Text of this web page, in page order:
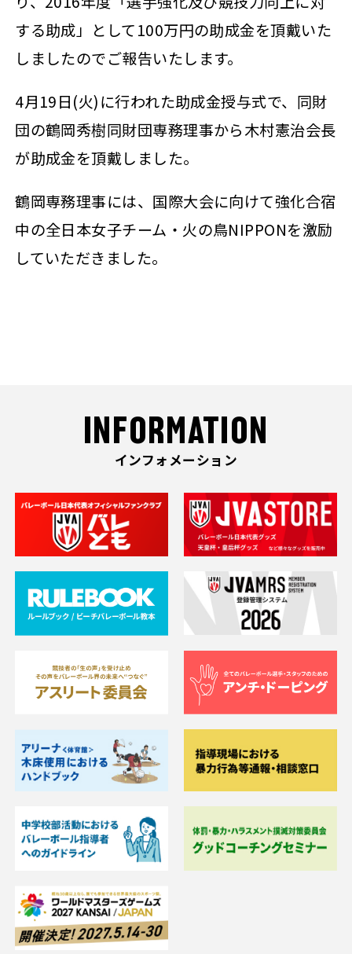
する助成」として100万円の助成金を頂戴いた
しましたのでご報告いたします。
4月19日(火)に行われた助成金授与式で、同財
団の鶴岡秀樹同財団専務理事から木村憲治会長
が助成金を頂戴しました。
鶴岡専務理事には、国際大会に向けて強化合宿
中の全日本女子チーム・火の鳥NIPPONを激励
していただきました。
INFORMATION
インフォメーション